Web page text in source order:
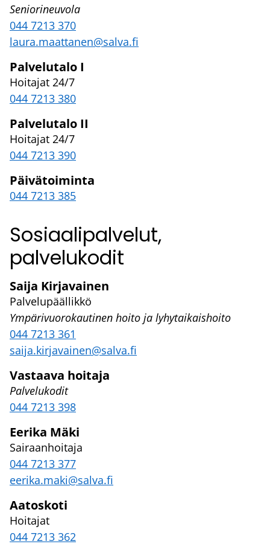
Seniorineuvola
044 7213 370
laura.maattanen@salva.fi
Palvelutalo I
Hoitajat 24/7
044 7213 380
Palvelutalo II
Hoitajat 24/7
044 7213 390
Päivätoiminta
044 7213 385
Sosiaalipalvelut,
palvelukodit
Saija Kirjavainen
Palvelupäällikkö
Ympärivuorokautinen hoito ja lyhytaikaishoito
044 7213 361
saija.kirjavainen@salva.fi
Vastaava hoitaja
Palvelukodit
044 7213 398
Eerika Mäki
Sairaanhoitaja
044 7213 377
eerika.maki@salva.fi
Aatoskoti
Hoitajat
044 7213 362